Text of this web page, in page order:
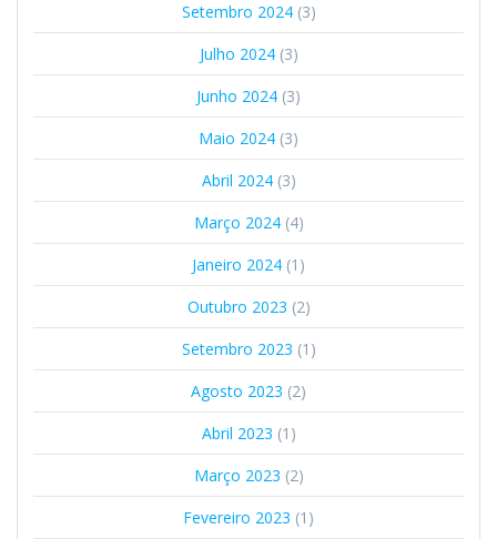
Setembro 2024(3)
Julho 2024(3)
Junho 2024 (3)
Maio 2024 (3)
Abril 2024(3)
Março 2024(4)
Janeiro 2024 (1)
Outubro 2023 (2)
Setembro 2023 (1)
Agosto 2023 (2)
Abril 2023 (1)
Março 2023 (2)
Fevereiro 2023 (1)